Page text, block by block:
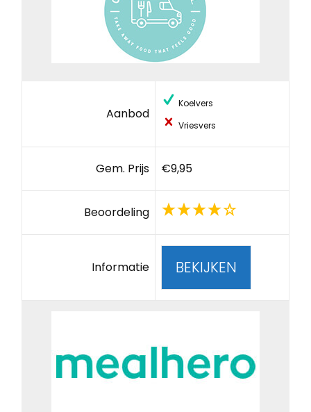
Aanbod
Koelvers
Vriesvers
Gem. Prijs €9,95
Beoordeling
Informatie BEKIJKEN